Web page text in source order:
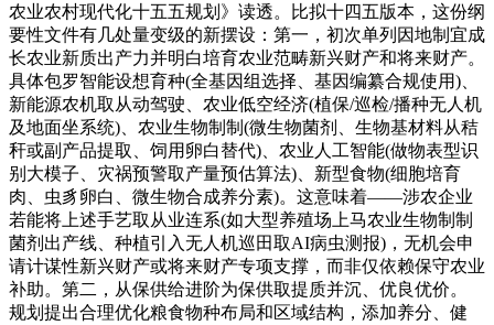
农业农村现代化十五五规划》读透。比拟十四五版本，这份纲
要性文件有几处量变级的新摆设：第一，初次单列因地制宜成
长农业新质出产力并明白培育农业范畴新兴财产和将来财产。
具体包罗智能设想育种(全基因组选择、基因编纂合规使用)、
新能源农机取从动驾驶、农业低空经济(植保/巡检/播种无人机
及地面坐系统)、农业生物制制(微生物菌剂、生物基材料从秸
秆或副产品提取、饲用卵白替代)、农业人工智能(做物表型识
别大模子、灾祸预警取产量预估算法)、新型食物(细胞培育
肉、虫豸卵白、微生物合成养分素)。这意味着——涉农企业
若能将上述手艺取从业连系(如大型养殖场上马农业生物制制
菌剂出产线、种植引入无人机巡田取AI病虫测报)，无机会申
请计谋性新兴财产或将来财产专项支撑，而非仅依赖保守农业
补助。第二，从保供给进阶为保供取提质并沉、优良优价。
规划提出合理优化粮食物种布局和区域结构，添加养分、健